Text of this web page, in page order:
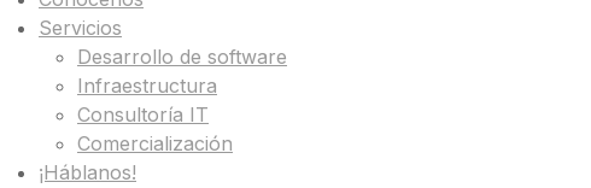
Servicios
Desarrollo de software
Infraestructura
Consultoría IT
Comercialización
¡Háblanos!